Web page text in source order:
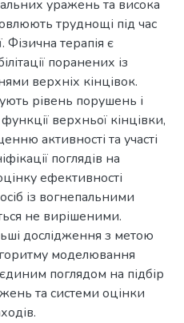
уражень та висока
труднощі під час
Фізична терапія є
поранених із
верхніх кінцівок.
рівень порушень і
верхньої кінцівки,
активності та участі
поглядів на
ефективності
із вогнепальними
не вирішеними.
дослідження з метою
моделювання
поглядом на підбір
та системи оцінки